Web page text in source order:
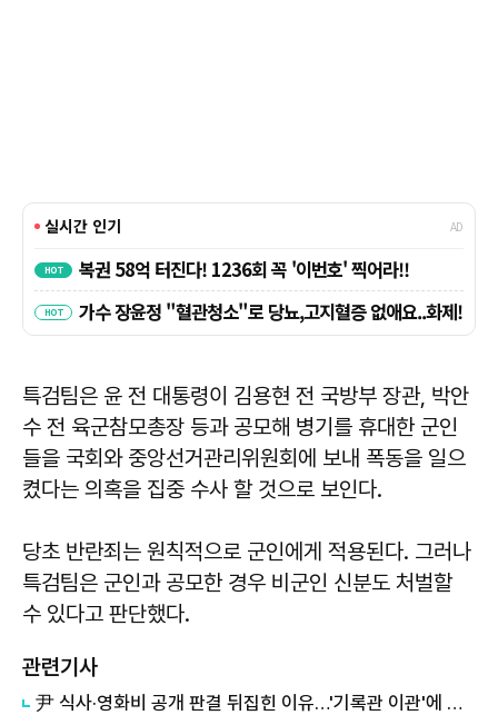
특검팀은 윤 전 대통령이 김용현 전 국방부 장관, 박안
수 전 육군참모총장 등과 공모해 병기를 휴대한 군인
들을 국회와 중앙선거관리위원회에 보내 폭동을 일으
켰다는 의혹을 집중 수사 할 것으로 보인다.
당초 반란죄는 원칙적으로 군인에게 적용된다. 그러나
특검팀은 군인과 공모한 경우 비군인 신분도 처벌할
수 있다고 판단했다.
관련기사
尹 식사·영화비 공개 판결 뒤집힌 이유…'기록관 이관'에 소송 실익 쟁점